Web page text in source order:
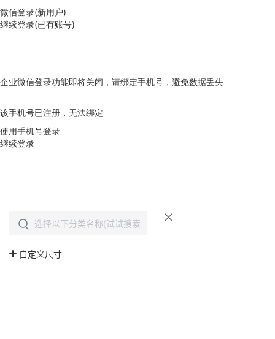
微信登录(新用户)
继续登录(已有账号)
企业微信登录功能即将关闭，请绑定手机号，避免数据丢失
该手机号已注册，无法绑定
使用手机号登录
继续登录